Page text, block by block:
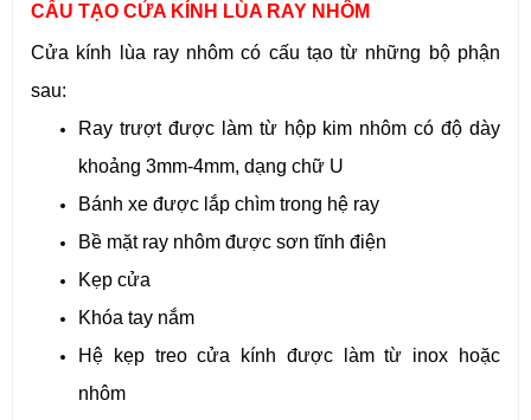
CẤU TẠO CỬA KÍNH LÙA RAY NHÔM
Cửa kính lùa ray nhôm có cấu tạo từ những bộ phận
sau:
Ray trượt được làm từ hộp kim nhôm có độ dày
khoảng 3mm-4mm, dạng chữ U
Bánh xe được lắp chìm trong hệ ray
Bề mặt ray nhôm được sơn tĩnh điện
Kẹp cửa
Khóa tay nắm
Hệ kẹp treo cửa kính được làm từ inox hoặc
nhôm